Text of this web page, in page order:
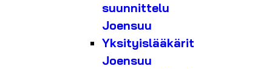
suunnittelu
Joensuu
Yksityislääkärit
Joensuu